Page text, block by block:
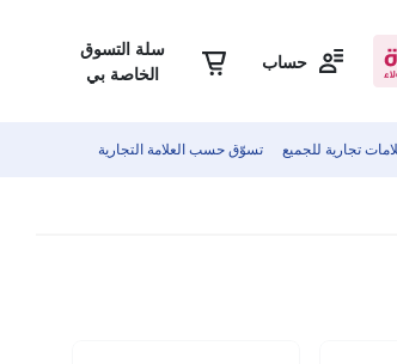
حساب
سلة التسوق
الخاصة بي
تجارية للجميع تسوّق حسب العلامة التجارية